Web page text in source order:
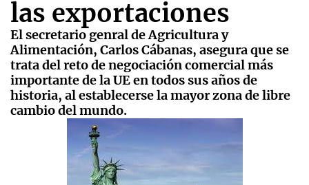
las exportaciones
El secretario genral de Agricultura y
Alimentación, Carlos Cábanas, asegura que se
trata del reto de negociación comercial más
importante de la UE en todos sus años de
historia, al establecerse la mayor zona de libre
cambio del mundo.